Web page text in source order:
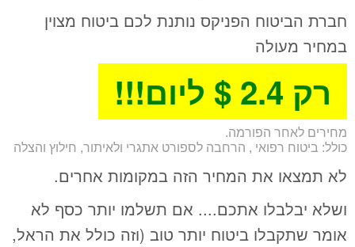
חברת הביטוח הפניקס נותנת לכם ביטוח מצוין
במחיר מעולה
רק 2.4 $ ליום!!!
מחירים לאחר הפורמה.
כולל: ביטוח רפואי , הרחבה לספורט אתגרי ולאיתור, חילוץ והצלה
לא תמצאו את המחיר הזה במקומות אחרים.
ושלא יבלבלו אתכם.... אם תשלמו יותר כסף לא
אומר שתקבלו ביטוח יותר טוב (וזה כולל את הראל,